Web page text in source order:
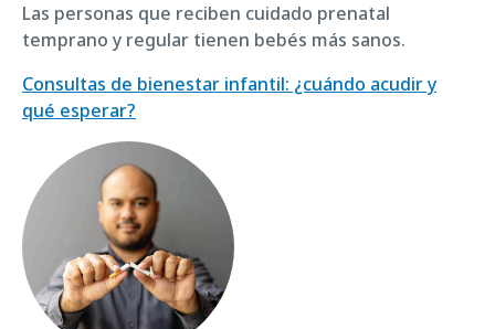
Las personas que reciben cuidado prenatal
temprano y regular tienen bebés más sanos.
Consultas de bienestar infantil: ¿cuándo acudir y
qué esperar?